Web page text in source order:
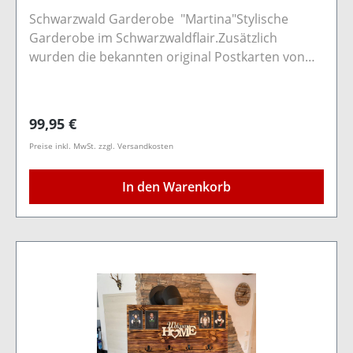
Schwarzwald Garderobe "Martina"Stylische
Garderobe im Schwarzwaldflair.Zusätzlich
wurden die bekannten original Postkarten von
Schrauben an der Wand befestigt werden.Nur für
Innenräume geeignetHolzart: KiefernholzFarbe:
Schwarz/dunkelMaße: Länge 80cm Breite
30cm Stärke 1,8cm
Regulärer Preis:
99,95 €
Preise inkl. MwSt. zzgl. Versandkosten
In den Warenkorb